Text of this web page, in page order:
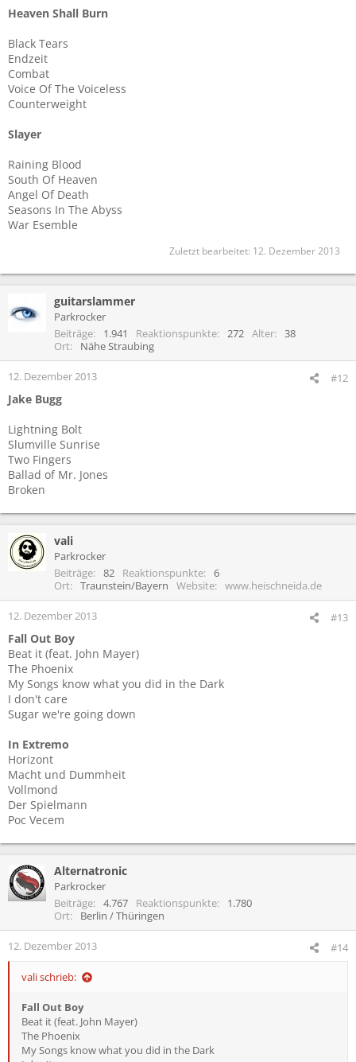
Heaven Shall Burn
Black Tears
Endzeit
Combat
Voice Of The Voiceless
Counterweight
Slayer
Raining Blood
South Of Heaven
Angel Of Death
Seasons In The Abyss
War Esemble
Zuletzt bearbeitet: 12. Dezember 2013
guitarslammer
Parkrocker
Beiträge
1.941 Reaktionspunkte 272 Alter
38
Ort
Nähe Straubing
12. Dezember 2013 #12
Jake Bugg
Lightning Bolt
Slumville Sunrise
Two Fingers
Ballad of Mr. Jones
Broken
vali
Parkrocker
Beiträge
82 Reaktionspunkte
6
Ort
Traunstein/Bayern Website www.heischneida.de
12. Dezember 2013 #13
Fall Out Boy
Beat it (feat. John Mayer)
The Phoenix
My Songs know what you did in the Dark
I don't care
Sugar we're going down
In Extremo
Horizont
Macht und Dummheit
Vollmond
Der Spielmann
Poc Vecem
Alternatronic
Parkrocker
Beiträge
4.767 Reaktionspunkte
1.780
Ort
Berlin / Thüringen
12. Dezember 2013 #14
vali schrieb:
Fall Out Boy
Beat it (feat. John Mayer)
The Phoenix
My Songs know what you did in the Dark